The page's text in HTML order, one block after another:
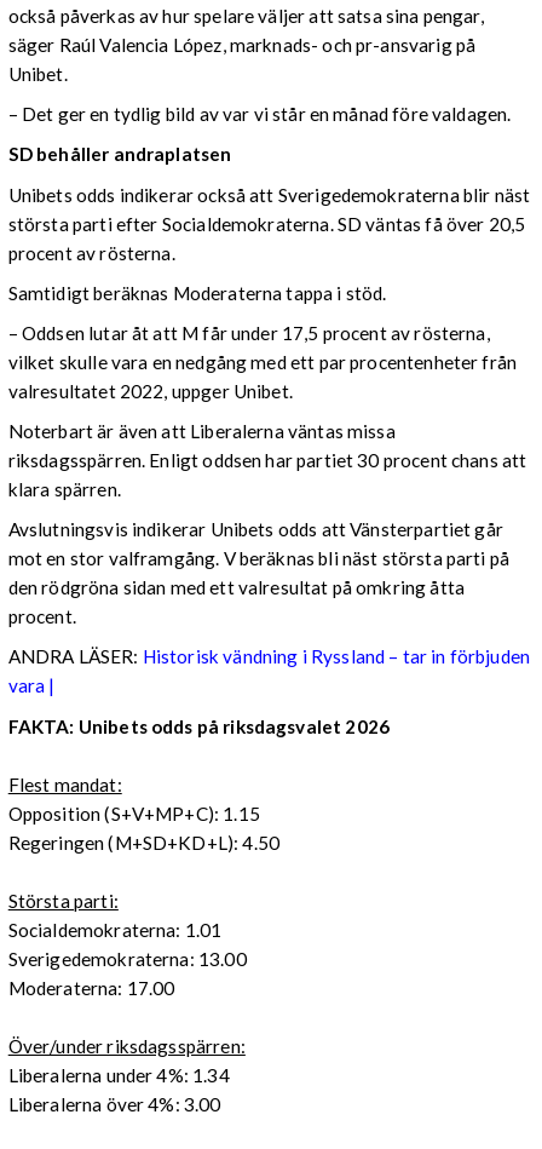
också påverkas av hur spelare väljer att satsa sina pengar,
säger Raúl Valencia López, marknads- och pr-ansvarig på
Unibet.
– Det ger en tydlig bild av var vi står en månad före valdagen.
SD behåller andraplatsen
Unibets odds indikerar också att Sverigedemokraterna blir näst
största parti efter Socialdemokraterna. SD väntas få över 20,5
procent av rösterna.
Samtidigt beräknas Moderaterna tappa i stöd.
– Oddsen lutar åt att M får under 17,5 procent av rösterna,
vilket skulle vara en nedgång med ett par procentenheter från
valresultatet 2022, uppger Unibet.
Noterbart är även att Liberalerna väntas missa
riksdagsspärren. Enligt oddsen har partiet 30 procent chans att
klara spärren.
Avslutningsvis indikerar Unibets odds att Vänsterpartiet går
mot en stor valframgång. V beräknas bli näst största parti på
den rödgröna sidan med ett valresultat på omkring åtta
procent.
ANDRA LÄSER: Historisk vändning i Ryssland – tar in förbjuden
vara |
FAKTA: Unibets odds på riksdagsvalet 2026
Flest mandat:
Opposition (S+V+MP+C): 1.15
Regeringen (M+SD+KD+L): 4.50
Största parti:
Socialdemokraterna: 1.01
Sverigedemokraterna: 13.00
Moderaterna: 17.00
Över/under riksdagsspärren:
Liberalerna under 4%: 1.34
Liberalerna över 4%: 3.00